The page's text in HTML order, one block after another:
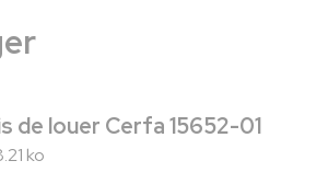
de louer Cerfa 15652-01
ko